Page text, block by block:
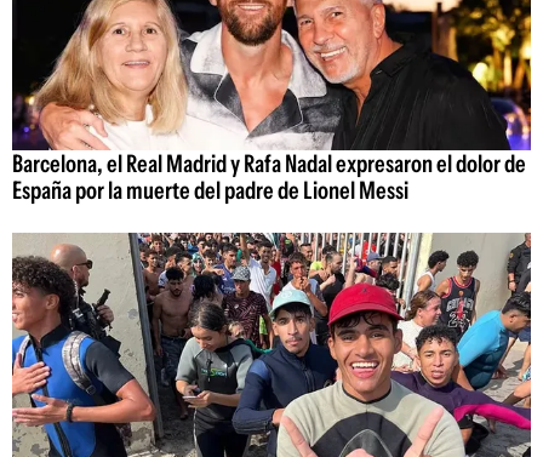
Barcelona, el Real Madrid y Rafa Nadal expresaron el dolor de
España por la muerte del padre de Lionel Messi